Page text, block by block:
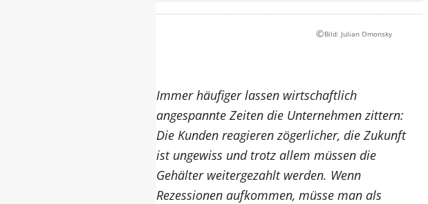
©Bild: Julian Omonsky
Immer häufiger lassen wirtschaftlich
angespannte Zeiten die Unternehmen zittern:
Die Kunden reagieren zögerlicher, die Zukunft
ist ungewiss und trotz allem müssen die
Gehälter weitergezahlt werden. Wenn
Rezessionen aufkommen, müsse man als